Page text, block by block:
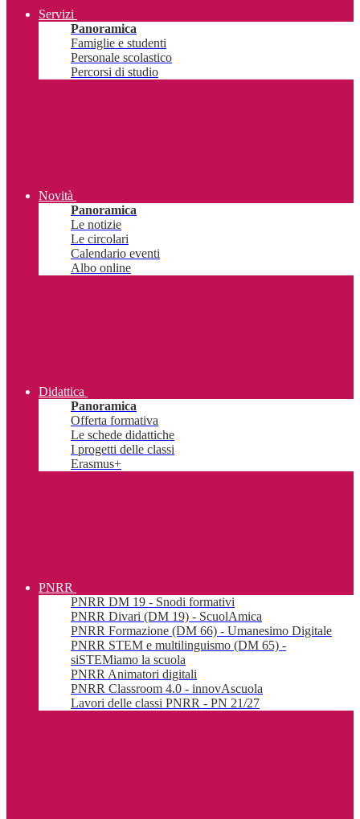
Servizi
Panoramica
Famiglie e studenti
Personale scolastico
Percorsi di studio
Novità
Panoramica
Le notizie
Le circolari
Calendario eventi
Albo online
Didattica
Panoramica
Offerta formativa
Le schede didattiche
I progetti delle classi
Erasmus+
PNRR
PNRR DM 19 - Snodi formativi
PNRR Divari (DM 19) - ScuolAmica
PNRR Formazione (DM 66) - Umanesimo Digitale
PNRR STEM e multilinguismo (DM 65) -
siSTEMiamo la scuola
PNRR Animatori digitali
PNRR Classroom 4.0 - innovAscuola
Lavori delle classi PNRR - PN 21/27